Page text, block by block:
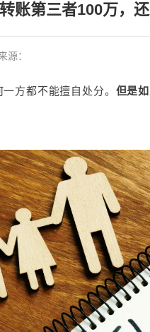
账第三者100万，还
源：
方都不能擅自处分。 但是